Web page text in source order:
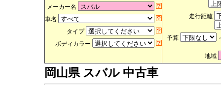
メーカー名
車名
タイプ
ボディカラー
走行距離
予算
地域
岡山県 スバル 中古車